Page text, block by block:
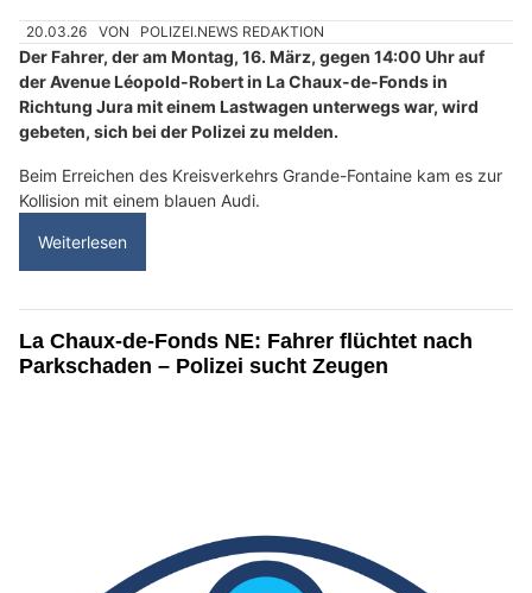
20.03.26 VON POLIZEI.NEWS REDAKTION
Der Fahrer, der am Montag, 16. März, gegen 14:00 Uhr auf
der Avenue Léopold-Robert in La Chaux-de-Fonds in
Richtung Jura mit einem Lastwagen unterwegs war, wird
gebeten, sich bei der Polizei zu melden.
Beim Erreichen des Kreisverkehrs Grande-Fontaine kam es zur
Kollision mit einem blauen Audi.
Weiterlesen
La Chaux-de-Fonds NE: Fahrer flüchtet nach
Parkschaden – Polizei sucht Zeugen